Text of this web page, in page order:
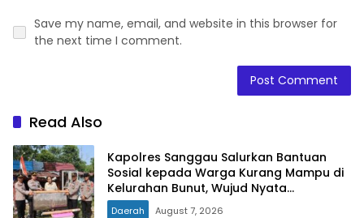
Save my name, email, and website in this browser for
the next time I comment.
Read Also
Kapolres Sanggau Salurkan Bantuan
Sosial kepada Warga Kurang Mampu di
Kelurahan Bunut, Wujud Nyata
Kepedulian Polri Hadir untuk Masyarakat
Daerah August 7, 2026